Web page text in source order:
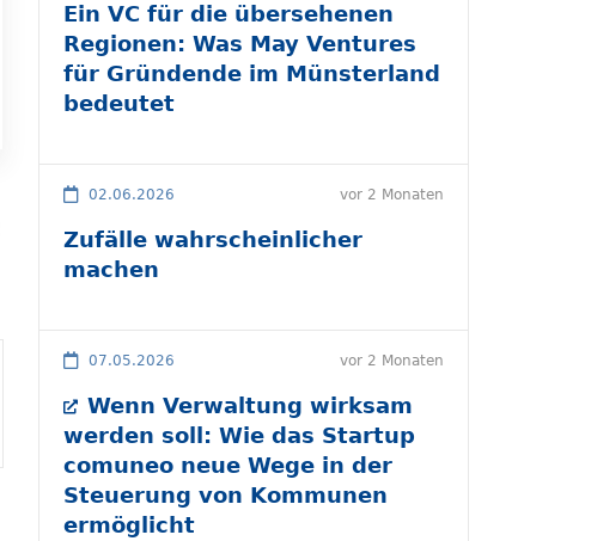
Ein VC für die übersehenen
Regionen: Was May Ventures
für Gründende im Münsterland
bedeutet
02.06.2026 vor 2 Monaten
Zufälle wahrscheinlicher
machen
07.05.2026 vor 2 Monaten
Wenn Verwaltung wirksam
werden soll: Wie das Startup
comuneo neue Wege in der
Steuerung von Kommunen
ermöglicht